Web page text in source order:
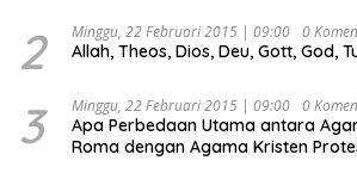
Ekonomi Politik Indonesia) &
“Urgensi Undang-Undang
Indonesia Emas 2045”,
2 Minggu, 22 Februari 2015 | 09:00 0
Allah, Theos, Dios, Deu, Gott, God,
3 Minggu, 22 Februari 2015 | 09:00 0
Apa Perbedaan Utama antara
Roma dengan Agama Kristen